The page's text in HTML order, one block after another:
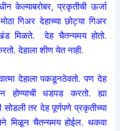
केल्याबरोबर, प्रकृतीची ऊर्जा
गिअर देहाच्या छोट्या गिअर
मिळते. देह चैतन्यमय होतो.
देहाला शीण येत नाही.
देहाला पकडूनठेवतो. पण देह
धडपड करतो. ह्या
सोडली तर देह पूर्णपणे प्रकृतीच्या
मिळून चैतन्यमय होईल. थकवा